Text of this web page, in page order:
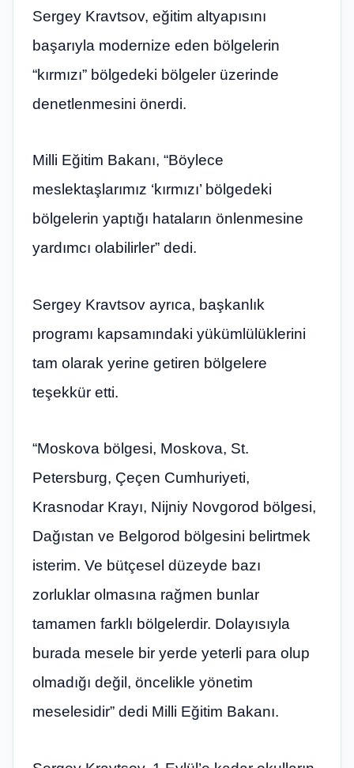
Sergey Kravtsov, eğitim altyapısını
başarıyla modernize eden bölgelerin
“kırmızı” bölgedeki bölgeler üzerinde
denetlenmesini önerdi.
Milli Eğitim Bakanı, “Böylece
meslektaşlarımız ‘kırmızı’ bölgedeki
bölgelerin yaptığı hataların önlenmesine
yardımcı olabilirler” dedi.
Sergey Kravtsov ayrıca, başkanlık
programı kapsamındaki yükümlülüklerini
tam olarak yerine getiren bölgelere
teşekkür etti.
“Moskova bölgesi, Moskova, St.
Petersburg, Çeçen Cumhuriyeti,
Krasnodar Krayı, Nijniy Novgorod bölgesi,
Dağıstan ve Belgorod bölgesini belirtmek
isterim. Ve bütçesel düzeyde bazı
zorluklar olmasına rağmen bunlar
tamamen farklı bölgelerdir. Dolayısıyla
burada mesele bir yerde yeterli para olup
olmadığı değil, öncelikle yönetim
meselesidir” dedi Milli Eğitim Bakanı.